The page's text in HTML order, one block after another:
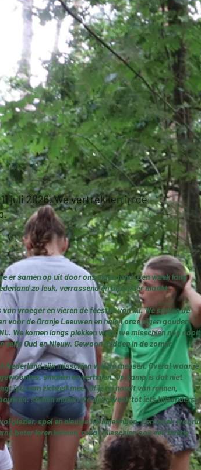
juli 2026. We vertrekken in de
er samen op uit door ons eigen land. Een week lang
zo leuk, verrassend en bijzonder maakt.
vroeger en vieren de feesten van nu. We spelen de
voor de Oranje Leeuwen en halen onze eigen gouden
We komen langs plekken waar we misschien nog nooit
zelfs Oud en Nieuw. Gewoon midden in de zomer.
Nederland zijn misschien wel de mensen. Overal waar je
smaken en verhalen. Op kamp is dat niet
iets van zichzelf mee. Of je nu houdt van rennen,
samen maken we deze week tot iets bijzonders.
plezier, spel en nieuwe herinneringen. Een week waarin
beter leren kennen, maar misschien ook een beetje